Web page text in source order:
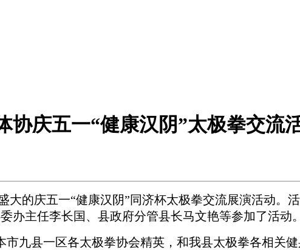
协庆五一“健康汉阴”太极拳交流
大的庆五一“健康汉阴”同济杯太极拳交流展演活动。
办主任李长国、县政府分管县长马文艳等参加了活动。
九县一区各太极拳协会精英，和我县太极拳各相关